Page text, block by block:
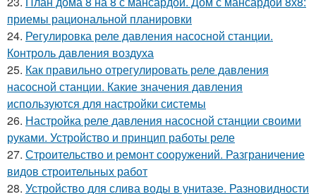
приемы рациональной планировки
24. Регулировка реле давления насосной станции.
Контроль давления воздуха
25. Как правильно отрегулировать реле давления
насосной станции. Какие значения давления
используются для настройки системы
26. Настройка реле давления насосной станции своими
руками. Устройство и принцип работы реле
27. Строительство и ремонт сооружений. Разграничение
видов строительных работ
28. Устройство для слива воды в унитазе. Разновидности